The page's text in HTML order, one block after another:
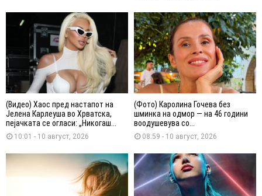
(Видео) Хаос пред настапот на
Јелена Карлеуша во Хрватска,
пејачката се огласи: „Никогаш...
10:01 - 10 август, 2026
(Фото) Каролина Гочева без
шминка на одмор — на 46 години
воодушевува со...
08:59 - 10 август, 2026